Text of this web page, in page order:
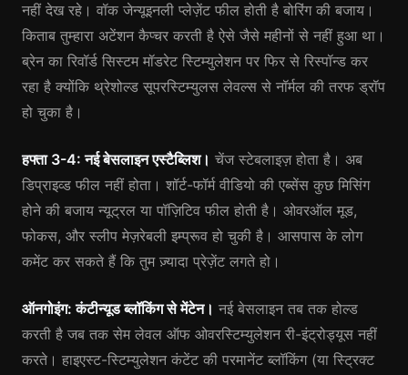
नहीं देख रहे। वॉक जेन्यूइनली प्लेज़ेंट फील होती है बोरिंग की बजाय।
किताब तुम्हारा अटेंशन कैप्चर करती है ऐसे जैसे महीनों से नहीं हुआ था।
ब्रेन का रिवॉर्ड सिस्टम मॉडरेट स्टिम्युलेशन पर फिर से रिस्पॉन्ड कर
रहा है क्योंकि थ्रेशोल्ड सूपरस्टिम्युलस लेवल्स से नॉर्मल की तरफ ड्रॉप
हो चुका है।
हफ्ता 3-4: नई बेसलाइन एस्टैब्लिश। चेंज स्टेबलाइज़ होता है। अब
डिप्राइव्ड फील नहीं होता। शॉर्ट-फॉर्म वीडियो की एब्सेंस कुछ मिसिंग
होने की बजाय न्यूट्रल या पॉज़िटिव फील होती है। ओवरऑल मूड,
फोकस, और स्लीप मेज़रेबली इम्प्रूव हो चुकी है। आसपास के लोग
कमेंट कर सकते हैं कि तुम ज़्यादा प्रेज़ेंट लगते हो।
ऑनगोइंग: कंटीन्यूड ब्लॉकिंग से मेंटेन। नई बेसलाइन तब तक होल्ड
करती है जब तक सेम लेवल ऑफ ओवरस्टिम्युलेशन री-इंट्रोड्यूस नहीं
करते। हाइएस्ट-स्टिम्युलेशन कंटेंट की परमानेंट ब्लॉकिंग (या स्ट्रिक्ट